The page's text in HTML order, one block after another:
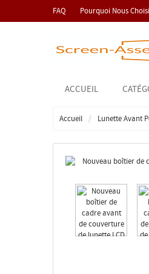
FAQ Pourquoi Nous
ACCUEIL
Accueil Lunette Avant